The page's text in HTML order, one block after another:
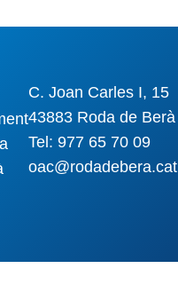
C. Joan Carles I, 15
43883 Roda de Berà
Tel: 977 65 70 09
oac@rodadebera.cat